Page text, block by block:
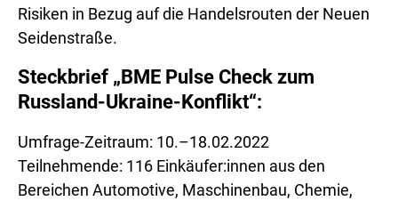
Risiken in Bezug auf die Handelsrouten der Neuen
Seidenstraße.
Steckbrief „BME Pulse Check zum
Russland-Ukraine-Konflikt“:
Umfrage-Zeitraum: 10.–18.02.2022
Teilnehmende: 116 Einkäufer:innen aus den
Bereichen Automotive, Maschinenbau, Chemie,